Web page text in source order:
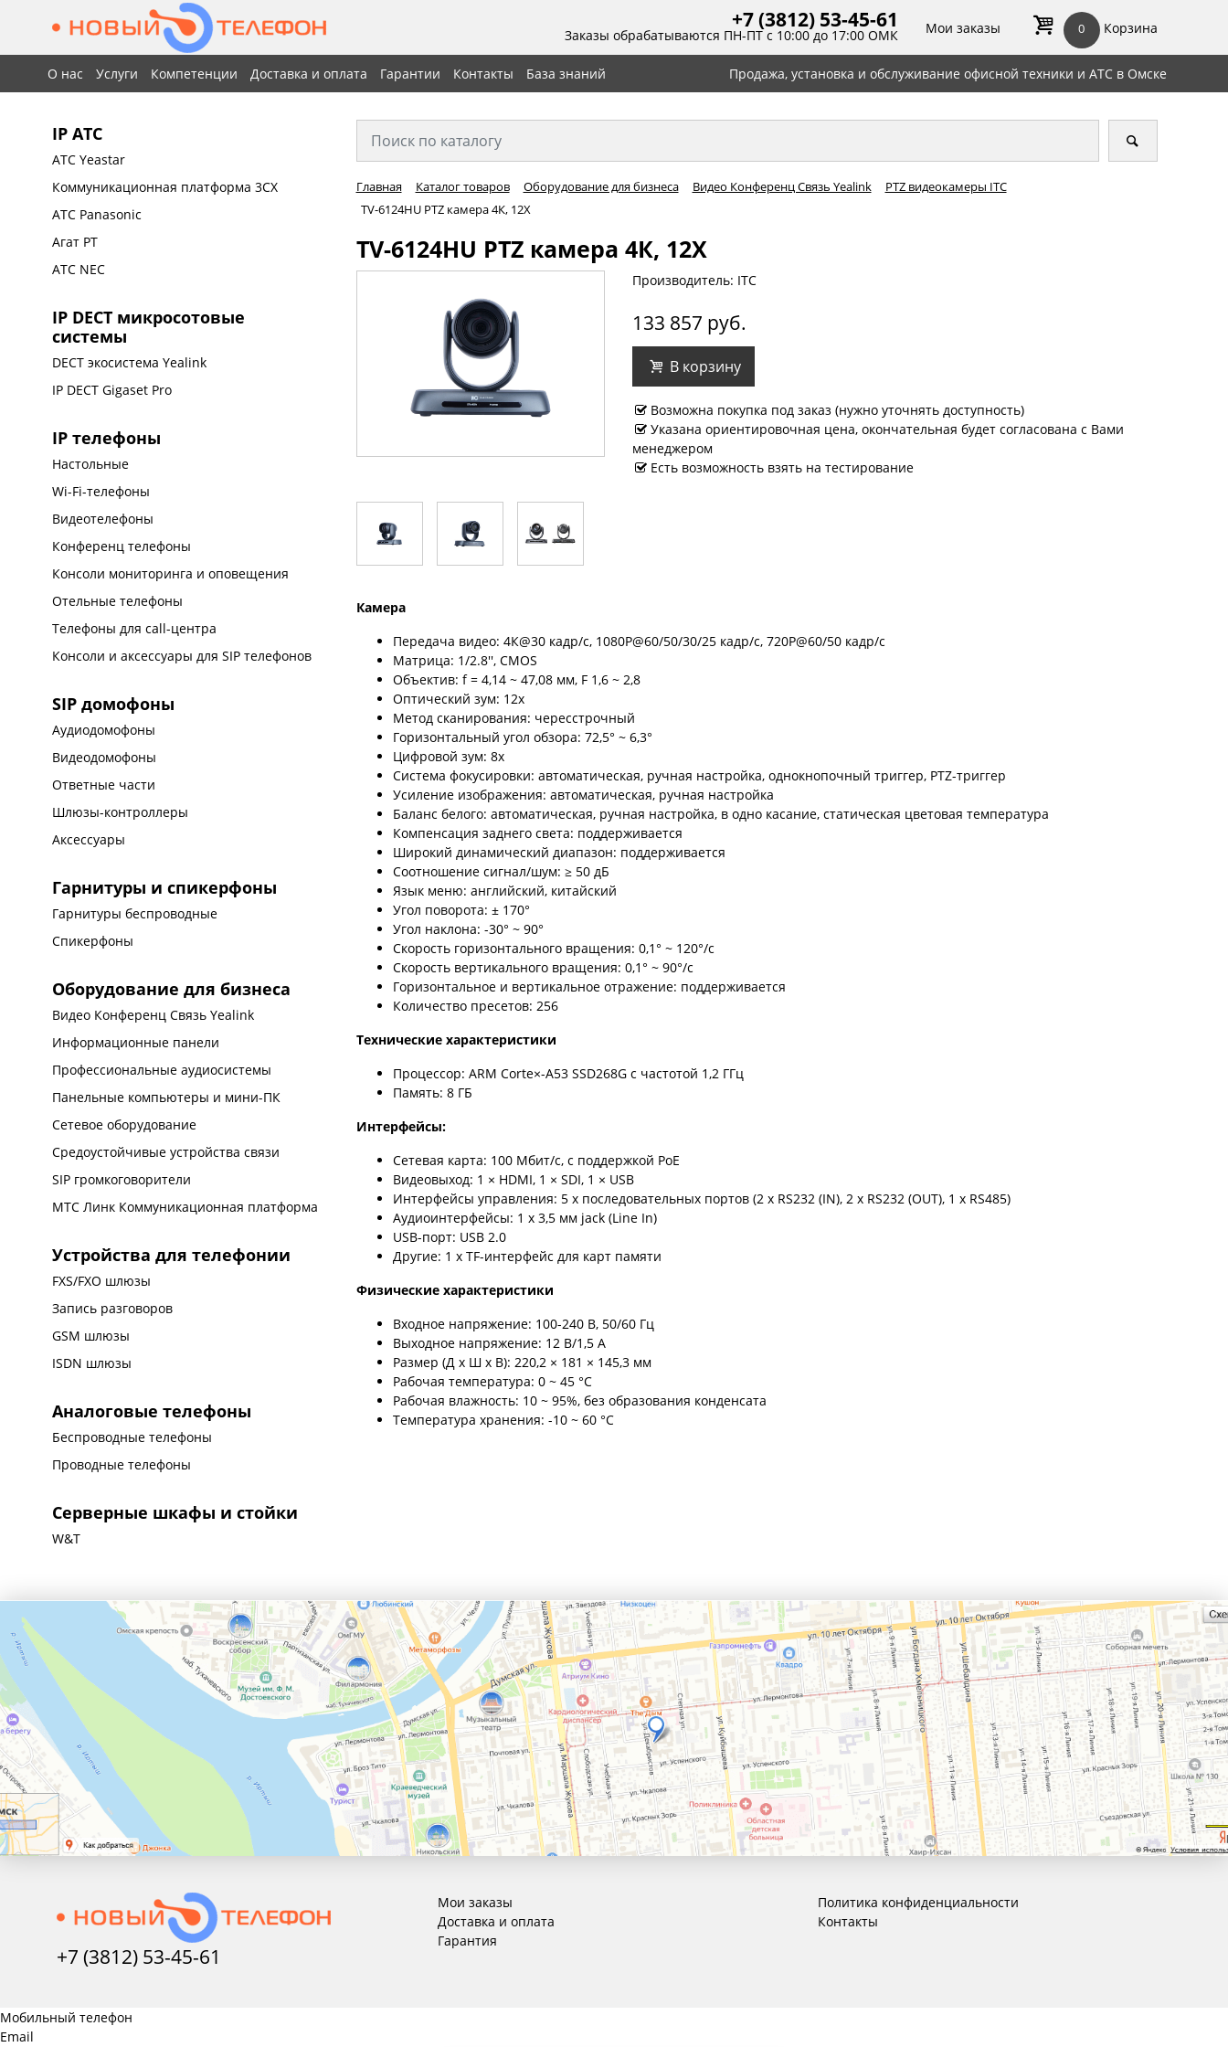
+7 (3812) 53-45-61
Заказы обрабатываются ПН-ПТ с 10:00 до 17:00 ОМК Мои заказы 0 Корзина
О нас Услуги Компетенции Доставка и оплата Гарантии Контакты База знаний Продажа, установка и обслуживание офисной техники и АТС в Омске
IP АТС
АТС Yeastar
Коммуникационная платформа 3CX
АТС Panasonic
Агат РТ
АТС NEC
IP DECT микросотовые
системы
DECT экосистема Yealink
IP DECT Gigaset Pro
IP телефоны
Настольные
Wi-Fi-телефоны
Видеотелефоны
Конференц телефоны
Консоли мониторинга и оповещения
Отельные телефоны
Телефоны для call-центра
Консоли и аксессуары для SIP телефонов
SIP домофоны
Аудиодомофоны
Видеодомофоны
Ответные части
Шлюзы-контроллеры
Аксессуары
Гарнитуры и спикерфоны
Гарнитуры беспроводные
Спикерфоны
Оборудование для бизнеса
Видео Конференц Связь Yealink
Информационные панели
Профессиональные аудиосистемы
Панельные компьютеры и мини-ПК
Сетевое оборудование
Средоустойчивые устройства связи
SIP громкоговорители
МТС Линк Коммуникационная платформа
Устройства для телефонии
FXS/FXO шлюзы
Запись разговоров
GSM шлюзы
ISDN шлюзы
Аналоговые телефоны
Беспроводные телефоны
Проводные телефоны
Серверные шкафы и стойки
W&T
Главная Каталог товаров Оборудование для бизнеса Видео Конференц Связь Yealink
PTZ видеокамеры ITC
TV-6124HU PTZ камера 4К, 12X
TV-6124HU PTZ камера 4К, 12X
Производитель: ITC
133 857 руб.
В корзину
Возможна покупка под заказ (нужно уточнять доступность)
Указана ориентировочная цена, окончательная будет согласована с Вами
менеджером
Есть возможность взять на тестирование
Камера
Передача видео: 4К@30 кадр/с, 1080P@60/50/30/25 кадр/с, 720P@60/50 кадр/с
Матрица: 1/2.8'', CMOS
Объектив: f = 4,14 ~ 47,08 мм, F 1,6 ~ 2,8
Оптический зум: 12х
Метод сканирования: чересстрочный
Горизонтальный угол обзора: 72,5° ~ 6,3°
Цифровой зум: 8х
Система фокусировки: автоматическая, ручная настройка, однокнопочный триггер, PTZ-триггер
Усиление изображения: автоматическая, ручная настройка
Баланс белого: автоматическая, ручная настройка, в одно касание, статическая цветовая температура
Компенсация заднего света: поддерживается
Широкий динамический диапазон: поддерживается
Соотношение сигнал/шум: ≥ 50 дБ
Язык меню: английский, китайский
Угол поворота: ± 170°
Угол наклона: -30° ~ 90°
Скорость горизонтального вращения: 0,1° ~ 120°/с
Скорость вертикального вращения: 0,1° ~ 90°/с
Горизонтальное и вертикальное отражение: поддерживается
Количество пресетов: 256
Технические характеристики
Процессор: ARM Corte×-A53 SSD268G с частотой 1,2 ГГц
Память: 8 ГБ
Интерфейсы:
Сетевая карта: 100 Мбит/с, с поддержкой PoE
Видеовыход: 1 × HDMI, 1 × SDI, 1 × USB
Интерфейсы управления: 5 х последовательных портов (2 х RS232 (IN), 2 х RS232 (OUT), 1 х RS485)
Аудиоинтерфейсы: 1 х 3,5 мм jack (Line In)
USB-порт: USB 2.0
Другие: 1 х TF-интерфейс для карт памяти
Физические характеристики
Входное напряжение: 100-240 В, 50/60 Гц
Выходное напряжение: 12 В/1,5 А
Размер (Д х Ш х В): 220,2 × 181 × 145,3 мм
Рабочая температура: 0 ~ 45 °C
Рабочая влажность: 10 ~ 95%, без образования конденсата
Температура хранения: -10 ~ 60 °C
+7 (3812) 53-45-61
Мои заказы
Доставка и оплата
Гарантия
Политика конфиденциальности
Контакты
Мобильный телефон
Email